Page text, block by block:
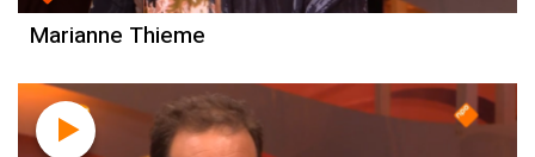
Marianne Thieme